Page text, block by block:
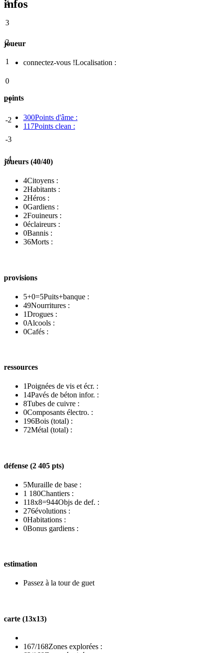
4
3
2
1
0
-1
-2
-3
-4
infos
joueur
connectez-vous !Localisation :
points
300Points d'âme :
117Points clean :
joueurs (40/40)
4Citoyens :
2Habitants :
2Héros :
0Gardiens :
2Fouineurs :
0éclaireurs :
0Bannis :
36Morts :
provisions
5+0=5Puits+banque :
49Nourritures :
1Drogues :
0Alcools :
0Cafés :
ressources
1Poignées de vis et écr. :
14Pavés de béton infor. :
8Tubes de cuivre :
0Composants électro. :
196Bois (total) :
72Métal (total) :
défense (2 405 pts)
5Muraille de base :
1 180Chantiers :
118x8=944Objs de def. :
276évolutions :
0Habitations :
0Bonus gardiens :
estimation
Passez à la tour de guet
carte (13x13)
167/168Zones explorées :